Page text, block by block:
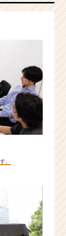
。